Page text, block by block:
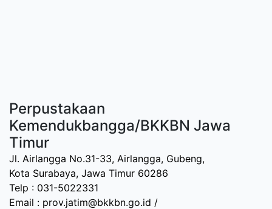
Perpustakaan
Kemendukbangga/BKKBN Jawa
Timur
Jl. Airlangga No.31-33, Airlangga, Gubeng,
Kota Surabaya, Jawa Timur 60286
Telp : 031-5022331
Email : prov.jatim@bkkbn.go.id /